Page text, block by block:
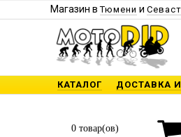
Магазин вТюмени и
КАТАЛОГ ДОСТАВКА
0 товар(ов)